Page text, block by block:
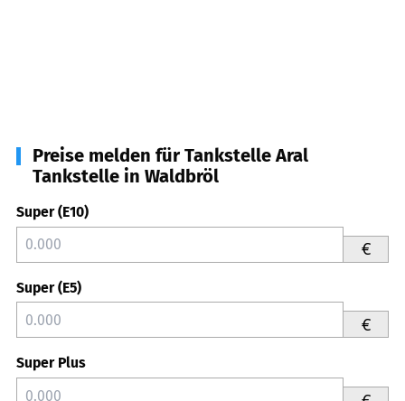
Preise melden für Tankstelle Aral
Tankstelle in Waldbröl
Super (E10)
€
Super (E5)
€
Super Plus